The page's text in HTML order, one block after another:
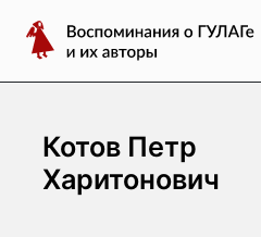
содержимому
Воспоминания
о
ГУЛАГе
их
авторы
Котов Петр
Харитонович